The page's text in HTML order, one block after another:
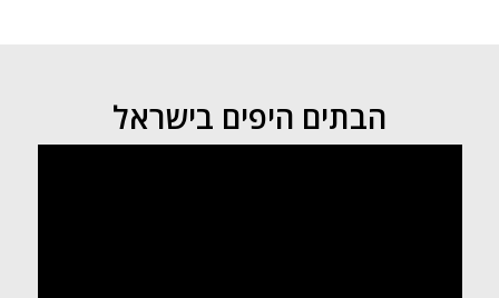
הבתים היפים בישראל